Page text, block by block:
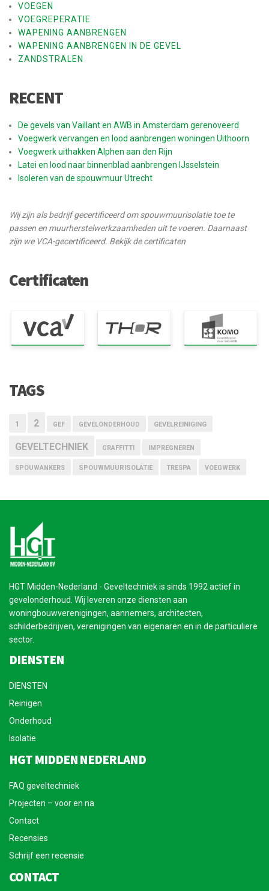
VOEGEN
VOEGREPERATIE
WAPENING AANBRENGEN
WAPENING AANBRENGEN IN DE GEVEL
ZANDSTRALEN
RECENT
De gevels van Vaillant en AWB in Amsterdam gerenoveerd
Voegwerk vervangen en lood aanbrengen woningen Uithoorn
Voegwerk uithakken Alphen aan den Rijn
Latei en lood naar binnenblad aanbrengen IJsselstein
Isoleren van de spouwmuur Utrecht
Wij zijn als bedrijf gecertificeerd om spouwmuurisolatie toe te
passen en muurherstelwerkzaamheden uit te voeren. Daarnaast
zijn we VCA-gecertificeerd. Bekijk de certificaten
Certificaten
TAGS
1 2 GEF GEVELONDERHOUD GEVELREINIGING
GEVELTECHNIEK GRAFFITTI IMPREGNEREN
SPOUWANKERS SPOUWMUURISOLATIE TRESPA VOEGWERK
HGT Midden-Nederland - Geveltechniek is sinds 1992 actief in
gevelonderhoud. Wij leveren onze diensten aan
woningbouwverenigingen, aannemers, architecten,
schilderbedrijven, verenigingen van eigenaren en in de particuliere
sector.
DIENSTEN
DIENSTEN
Reinigen
Onderhoud
Isolatie
HGT MIDDEN NEDERLAND
FAQ geveltechniek
Projecten – voor en na
Contact
Recensies
Schrijf een recensie
CONTACT